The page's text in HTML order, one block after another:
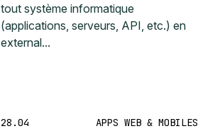
tout système informatique
(applications, serveurs, API, etc.) en
external...
28.04 APPS WEB & MOBILES